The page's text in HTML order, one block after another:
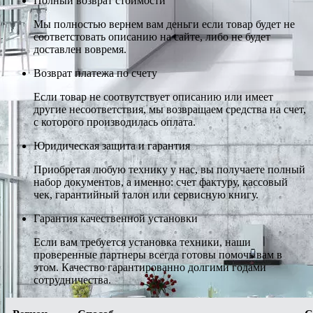
Мы полностью вернем вам деньги если товар будет не
соответстовать описанию на сайте, либо не будет
доставлен вовремя.
Возврат платежа по счету
Если товар не соотвутствует описанию или имеет
другие несоответствия, мы возвращаем средства на счет,
с которого производилась оплата.
Юридическая защита и гарантия
Приобретая любую технику у нас, вы получаете полный
набор документов, а именно: счет фактуру, кассовый
чек, гарантийный талон или сервисную книгу.
Гарантия качественной установки
Если вам требуется установка техники, наши
проверенные партнеры всегда готовы помочь вам в
этом. Качество гарантированно долгими годами
сотрудничества.